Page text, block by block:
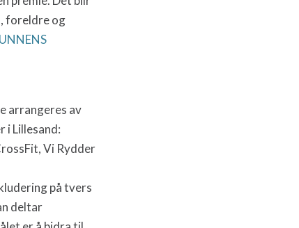
foreldre og
arrangeres av
i Lillesand:
Vi Rydder
på tvers
deltar